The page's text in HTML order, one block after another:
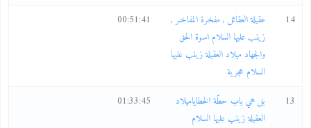
14
عقيلة العقائل , مفخرة المفاخـر ,
زينب عليها السلام اسوة الحق
والجهاد ميلاد العقيلة زينب عليها
السلام هجرية
00:51:41
13
بل هي باب حطّة الخطاياميلاد
العقيلة زينب عليها السلام
01:33:45